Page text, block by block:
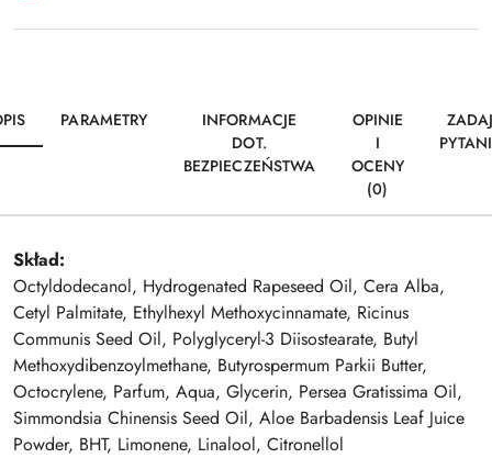
PARAMETRY
INFORMACJE
DOT.
BEZPIECZEŃSTWA
OPINIE
I
OCENY
(0)
Skład:
Octyldodecanol, Hydrogenated Rapeseed Oil, Cera Alba,
Cetyl Palmitate, Ethylhexyl Methoxycinnamate, Ricinus
Communis Seed Oil, Polyglyceryl-3 Diisostearate, Butyl
Methoxydibenzoylmethane, Butyrospermum Parkii Butter,
Octocrylene, Parfum, Aqua, Glycerin, Persea Gratissima Oil,
Simmondsia Chinensis Seed Oil, Aloe Barbadensis Leaf Juice
Powder, BHT, Limonene, Linalool, Citronellol